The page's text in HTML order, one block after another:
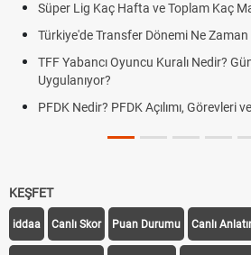
Süper Lig Kaç Hafta ve Toplam Kaç
Türkiye'de Transfer Dönemi Ne Zaman
TFF Yabancı Oyuncu Kuralı Nedir?
Uygulanıyor?
PFDK Nedir? PFDK Açılımı, Görevleri
KEŞFET
iddaa Canlı Skor Puan Durumu Canlı